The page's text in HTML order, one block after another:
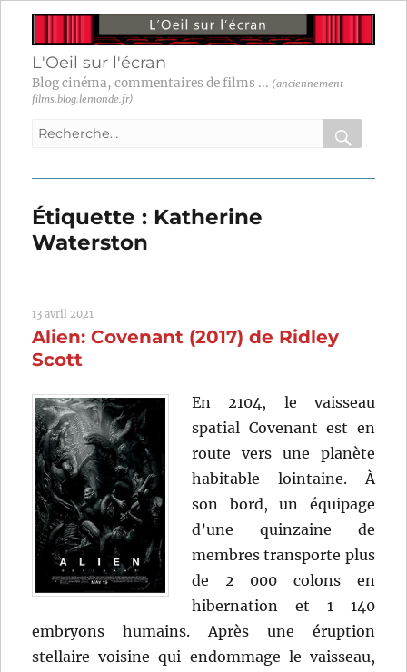
L'Oeil sur l'écran
Blog cinéma, commentaires de films ... (anciennement
films.blog.lemonde.fr)
Recherche
:
OK
Étiquette : Katherine
Waterston
13 avril 2021
Alien: Covenant (2017) de Ridley
Scott
En 2104, le vaisseau
spatial Covenant est en
route vers une planète
habitable lointaine. À
son bord, un équipage
d’une quinzaine de
membres transporte plus
de 2 000 colons en
hibernation et 1 140
embryons humains. Après une éruption
stellaire voisine qui endommage le vaisseau,